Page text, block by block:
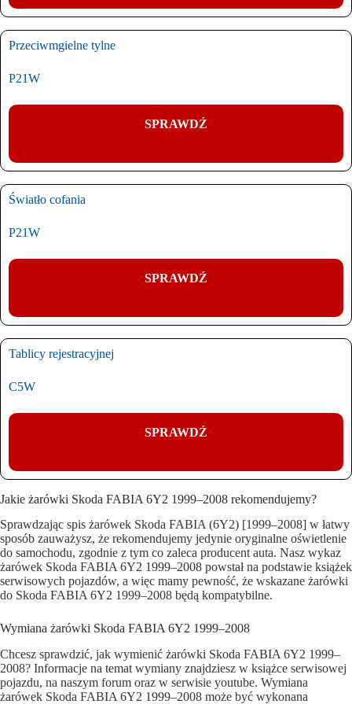
Przeciwmgielne tylne
P21W
SPRAWDŹ
Światło cofania
P21W
SPRAWDŹ
Tablicy rejestracyjnej
C5W
SPRAWDŹ
Jakie żarówki Skoda FABIA 6Y2 1999–2008 rekomendujemy?
Sprawdzając spis żarówek Skoda FABIA (6Y2) [1999–2008] w łatwy
sposób zauważysz, że rekomendujemy jedynie oryginalne oświetlenie
do samochodu, zgodnie z tym co zaleca producent auta. Nasz wykaz
żarówek Skoda FABIA 6Y2 1999–2008 powstał na podstawie książek
serwisowych pojazdów, a więc mamy pewność, że wskazane żarówki
do Skoda FABIA 6Y2 1999–2008 będą kompatybilne.
Wymiana żarówki Skoda FABIA 6Y2 1999–2008
Chcesz sprawdzić, jak wymienić żarówki Skoda FABIA 6Y2 1999–
2008? Informacje na temat wymiany znajdziesz w książce serwisowej
pojazdu, na naszym forum oraz w serwisie youtube. Wymiana
żarówek Skoda FABIA 6Y2 1999–2008 może być wykonana